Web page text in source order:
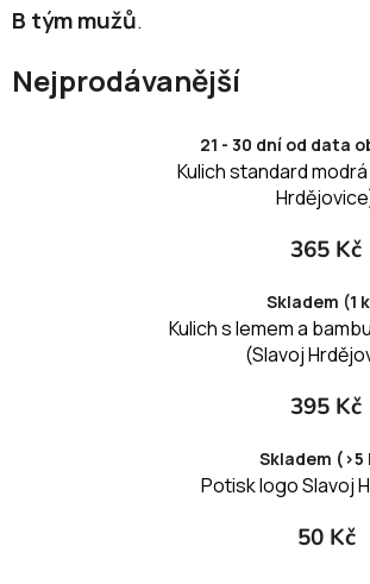
B tým mužů.
Nejprodávanější
21 - 30 dní od data
Kulich standard
365 Kč
Skladem (1
Kulich s lemem a
(Slavoj
395 Kč
Skladem (>5
Potisk logo Slavoj
50 Kč